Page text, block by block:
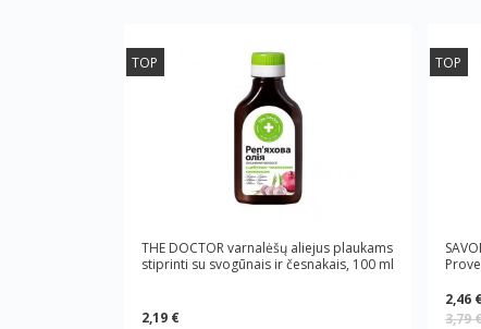
TOP
THE DOCTOR varnalėšų aliejus plaukams
stiprinti su svogūnais ir česnakais, 100 ml
2,19 €
TOP
2,46
3,79